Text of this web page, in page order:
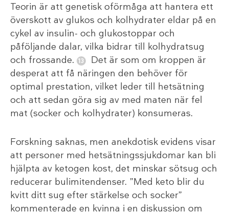
Teorin är att genetisk oförmåga att hantera ett
överskott av glukos och kolhydrater eldar på en
cykel av insulin- och glukostoppar och
påföljande dalar, vilka bidrar till kolhydratsug
och frossande.
Det är som om kroppen är
desperat att få näringen den behöver för
optimal prestation, vilket leder till hetsätning
och att sedan göra sig av med maten när fel
mat (socker och kolhydrater) konsumeras.
Forskning saknas, men anekdotisk evidens visar
att personer med hetsätningssjukdomar kan bli
hjälpta av ketogen kost, det minskar sötsug och
reducerar bulimitendenser. ”Med keto blir du
kvitt ditt sug efter stärkelse och socker”
kommenterade en kvinna i en diskussion om